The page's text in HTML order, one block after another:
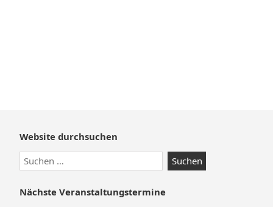
Zum
Footer
springen
Website durchsuchen
Suchen
nach:
Nächste Veranstaltungstermine